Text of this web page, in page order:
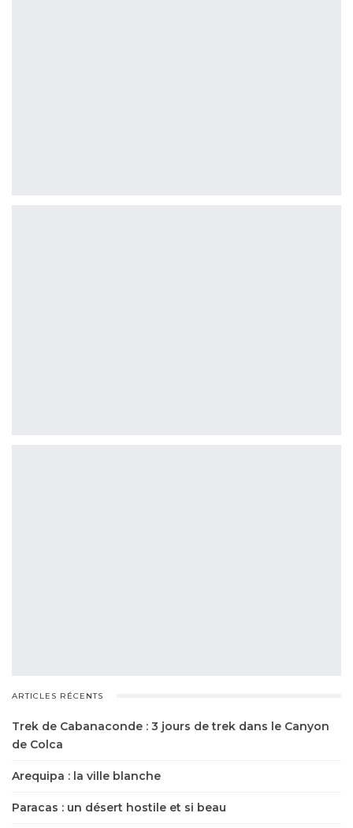
ARTICLES RÉCENTS
Trek de Cabanaconde : 3 jours de trek dans le Canyon
de Colca
Arequipa : la ville blanche
Paracas : un désert hostile et si beau